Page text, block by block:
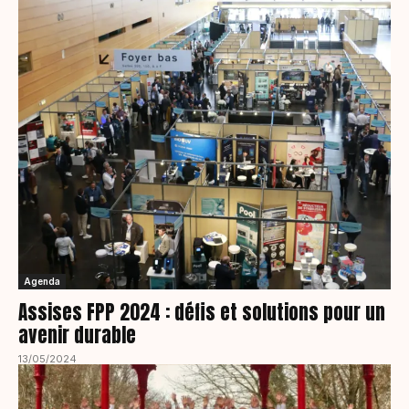
Agenda
Assises FPP 2024 : défis et solutions pour un
avenir durable
13/05/2024